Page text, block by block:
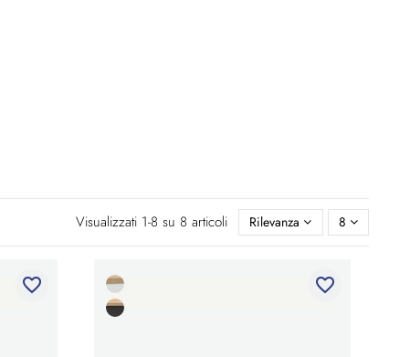
Visualizzati 1-8 su 8 articoli Rilevanza 8
favorite_border favorite_border